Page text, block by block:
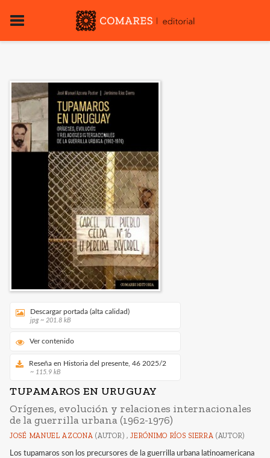
Descargar portada (alta calidad)
jpg ~ 201.8 kB
Ver contenido
Reseña en Historia del presente, 46 2025/2
~ 115.9 kB
TUPAMAROS EN URUGUAY
Orígenes, evolución y relaciones internacionales
de la guerrilla urbana (1962-1976)
JOSÉ MANUEL AZCONA (AUTOR) ,JERÓNIMO RÍOS SIERRA (AUTOR)
Los tupamaros son los precursores de la guerrilla urbana latinoamericana